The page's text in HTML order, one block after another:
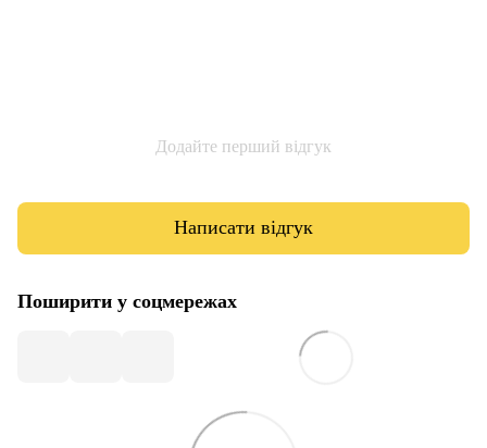
Додайте перший відгук
Написати відгук
Поширити у соцмережах